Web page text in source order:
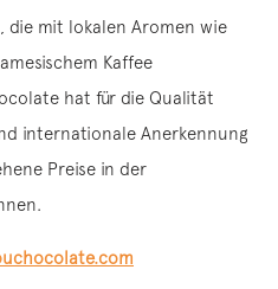
die mit lokalen Aromen wie
Kaffee
hat für die Qualität
internationale Anerkennung
Preise in der